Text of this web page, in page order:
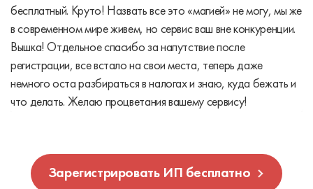
бесплатный. Круто! Назвать все это «магией» не могу, мы же
в современном мире живем, но сервис ваш вне конкуренции.
Вышка! Отдельное спасибо за напутствие после
регистрации, все встало на свои места, теперь даже
немного оста разбираться в налогах и знаю, куда бежать и
что делать. Желаю процветания вашему сервису!
Зарегистрировать ИП бесплатно